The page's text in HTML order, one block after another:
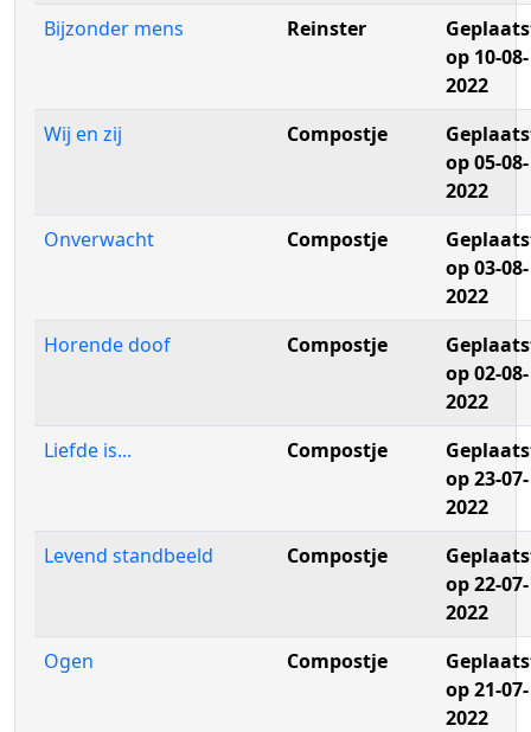
Bijzonder mens Reinster
op 10-08-
2022
Wij en zij
Compostje
op 05-08-
2022
Onverwacht
Compostje
op 03-08-
2022
Horende doof
Compostje
op 02-08-
2022
Liefde is...
Compostje
op 23-07-
2022
Levend standbeeld
Compostje
op 22-07-
2022
Ogen
Compostje
op 21-07-
2022